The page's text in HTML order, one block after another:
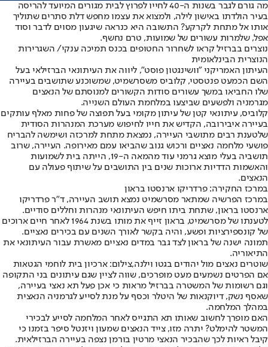
מה גורם לגבר בשנות ה-40 לחייו לפרוץ לבית מגורים המיועד להריסה
בעיר הולדתו באישון לילה, ולמצוא את עצמו מחפש דלת סתרים שתוליך
אותו אל מתחת לקרקע? התשובה היא כנראה שיגעון מסוים לדבר וסוד
אפל, שלמרות עשורים של שמועות, טרם נחשף.
נוצרים בברזיל קראו לשחרור החטופים בכנס תמיכה ענקי/ השגרירות
הנוצרית הבינלאומית
העיתון האמריקני "וושינגטון פוסט", ליווה את העיתונאי הברזילאי בעל
השם הכמעט פנטסטי, קלוביס משסרשמיט, שמשוכנע שתושבים בעיירה
שלו החביאו במשך עשורים סודות הקשורים למנוסתם של הנאצים
מגרמניה ולפשעים שביצעו במלחמת העולם השנייה.
קלוביס, עיתונאי קטן של עיתון מקומי בעל תפוצה של פחות מאלף עותקים
בעיירה איבירובה, הקדיש את חייו לחיפוש מערכת המנהרות הסודית
שלטענת רבים מתושבי העיירה, נמצאת מתחת למרכזה ושימשה להבריח
פושעי מלחמה נאציים ורכוש גנוב שהביאו עמם מאירופה. העיירה, שרוב
תושביה בעלי מוצא גרמני עוד מהמאה ה-19, הייתה בית לשמועות
והאשמות הדדיות ארוכות שנים בין התושבים על שיתוף פעולה עם
הנאצים.
במרכז החקירה: פרדריקו ארנסטו בראון
במרכז הפרשיה שמתאר מסרשמיט נמצא תושב העיירה, ד"ר פרדריקו
ארנסטו בראון, שתחת ביתו חיפש העיתונאי מנהרות וחללים סודיים.
לטענתו של מסרשמיט, בראון זייף את מותו בשנת 1964 לאחר חיים ארוכים
של קונספירציות ופשע, והיה בקשר לאורך השנים עם בכירים נאציים.
תמונה ישנה של בראון לצד גבר במדים נאציים מאשרת עבור העיתונאי את
התיאוריה.
שוטרים נאצים מול יהודים בגטו וילנה,צילום: ארכיון בית לוחמי הגטאות
אם הפרטים נשמעים מעט מופרכים, שווה לציין שגם עיתונים בני התקופה
וגם רשומות של המשטרה בברזיל מראות כי אכן פעל תא נאצי בעיירה,
שאסף נשק, דיוקנאות של היטלר וכסף על מנת לסייע לגרמניה הנאצית
במהלך המלחמה.
האם מופרך לחשוב שאותו תא התגייס לאחר המלחמה לסייע לבכירי
המשטר להימלט? יתרה מזו, צייד הנאצים שמעון ויזנטל סיפר בזמנו כי
קיבל ראיות לכך שהבכיר הנאצי מרטין בורמן נצפה בעיירה הברזילאית.